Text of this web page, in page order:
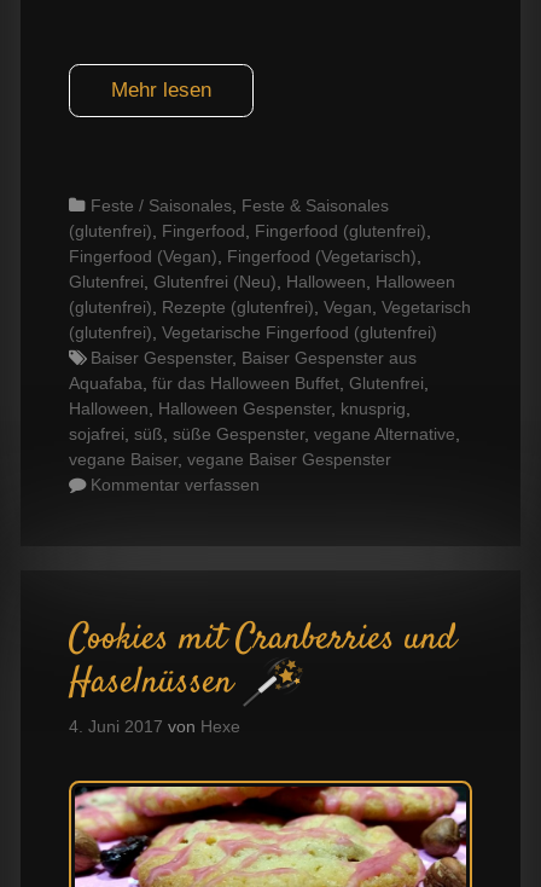
Mehr lesen
Categories
Feste / Saisonales Feste & Saisonales
(glutenfrei)
Fingerfood Fingerfood (glutenfrei)
Fingerfood (Vegan)
Fingerfood (Vegetarisch)
Glutenfrei
Glutenfrei (Neu) Halloween
Halloween
(glutenfrei)
Rezepte (glutenfrei) Vegan Vegetarisch
(glutenfrei) Vegetarische Fingerfood (glutenfrei)
Tags
Baiser Gespenster, Baiser Gespenster aus
Aquafaba für das Halloween Buffet Glutenfrei
Halloween
Halloween Gespenster, knusprig
sojafrei süß süße Gespenster, vegane Alternative
vegane Baiser, vegane Baiser Gespenster
Kommentar verfassen
Cookies mit Cranberries und
Haselnüssen
4. Juni 2017 von Hexe